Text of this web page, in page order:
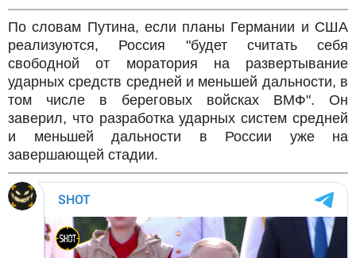
По словам Путина, если планы Германии и США
реализуются, Россия "будет считать себя
свободной от моратория на развертывание
ударных средств средней и меньшей дальности, в
том числе в береговых войсках ВМФ". Он
заверил, что разработка ударных систем средней
и меньшей дальности в России уже на
завершающей стадии.